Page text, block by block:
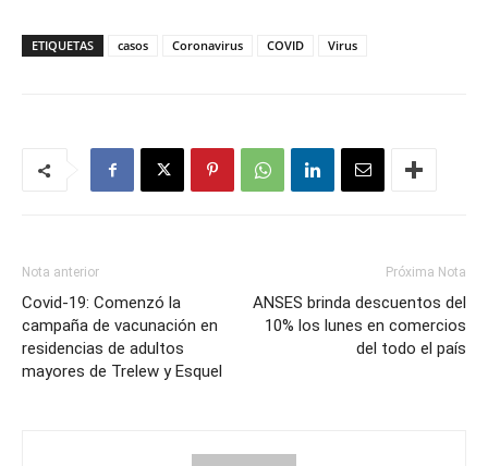
ETIQUETAS casos Coronavirus COVID Virus
Nota anterior
Covid-19: Comenzó la
campaña de vacunación en
residencias de adultos
mayores de Trelew y Esquel
Próxima Nota
ANSES brinda descuentos del
10% los lunes en comercios
del todo el país